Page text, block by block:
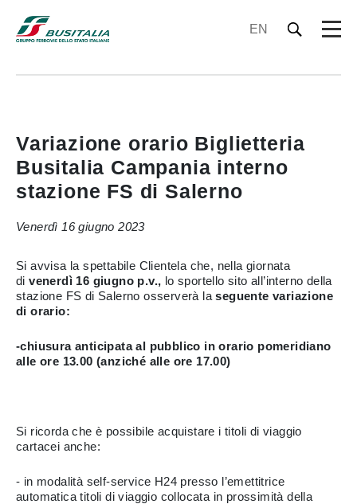
EN
Variazione orario Biglietteria
Busitalia Campania interno
stazione FS di Salerno
Venerdì 16 giugno 2023
Si avvisa la spettabile Clientela che, nella giornata
divenerdì 16 giugno p.v., lo sportello sito all’interno della
stazione FS di Salerno osserverà laseguente variazione
di orario:
-chiusura anticipata al pubblico in orario pomeridiano
alle ore 13.00 (anziché alle ore 17.00)
Si ricorda che è possibile acquistare i titoli di viaggio
cartacei anche:
- in modalità self-service H24 presso l’emettitrice
automatica titoli di viaggio collocata in prossimità della